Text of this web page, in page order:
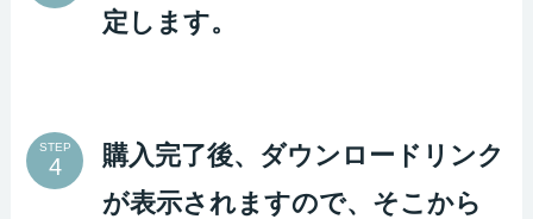
定します。
STEP
購入完了後、ダウンロードリンク
が表示されますので、そこから